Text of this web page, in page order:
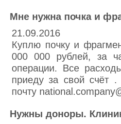
Мне нужна почка и
21.09.2016
Куплю почку и
000 000 рублей, за
операции. Все
приеду за свой счёт
почту
Нужны доноры.